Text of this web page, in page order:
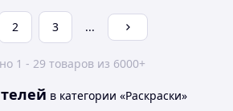
2 3 ...
1 - 29 товаров из 6000+
в категории «Раскраски»